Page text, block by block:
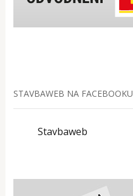
STAVBAWEB NA FACEBOOKU
Stavbaweb